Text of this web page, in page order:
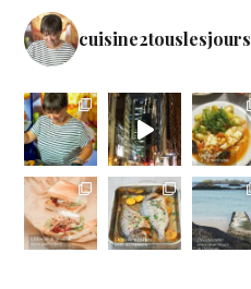
cuisine2touslesjours